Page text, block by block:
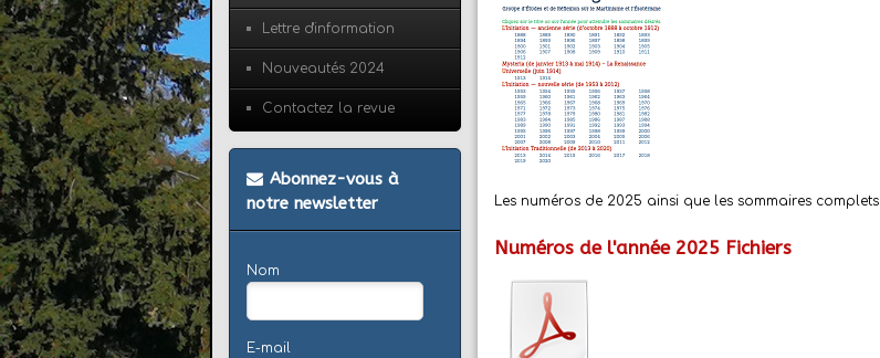
Les numéros de 2025 ainsi que les sommaires complets
Numéros de l'année 2025 Fichiers
Lettre d'information
Nouveautés 2024
Contactez la revue
Abonnez-vous à
notre newsletter
Nom
E-mail